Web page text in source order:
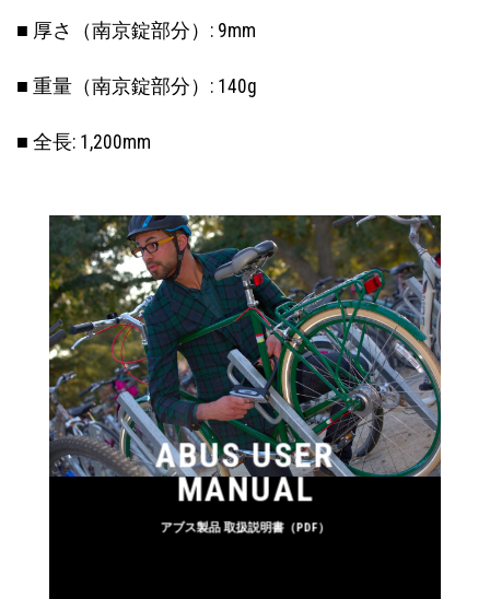
■ 厚さ（南京錠部分）: 9mm
■ 重量（南京錠部分）: 140g
■ 全長: 1,200mm
ABUS USER
MANUAL
アブス製品 取扱説明書（PDF）